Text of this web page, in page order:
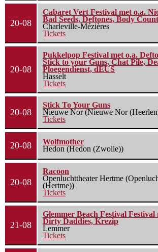
20-08
Cabaret Vert Festival met o.a.
Bad Seeds, Deftones, Body
Charleville-Mézières
Tickets
20-08
Pukkelpop Festival met o.a.
Stick to your Guns, Chat Pile,
Ploegendienst, dEUS
Hasselt
Tickets
20-08
Stick To Your Guns
Nieuwe Nor (Nieuwe Nor
Tickets
20-08
Wolfmother
Hedon (Hedon (Zwolle))
20-08
Racoon
Openluchttheater Hertme
(Hertme))
Tickets
21-08
Glemmer Beach Festival Festival
Dirty Daddies, Krezip
Lemmer
Tickets